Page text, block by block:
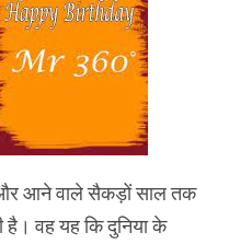
आने वाले सैकड़ों साल तक
है। वह यह कि दुनिया के